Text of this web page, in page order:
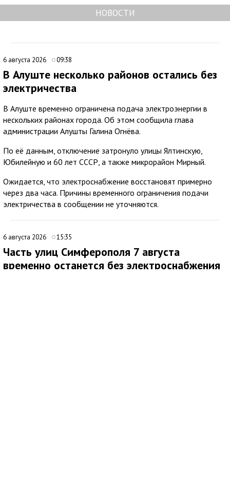
НОВОСТИ
6 августа 2026 09:38
В Алуште несколько районов остались без
электричества
В Алуште временно ограничена подача электроэнергии в
нескольких районах города. Об этом сообщила глава
администрации Алушты Галина Огнёва.
По её данным, отключение затронуло улицы Ялтинскую,
Юбилейную и 60 лет СССР, а также микрорайон Мирный.
Ожидается, что электроснабжение восстановят примерно
через два часа. Причины временного ограничения подачи
электричества в сообщении не уточняются.
6 августа 2026 15:35
Часть улиц Симферополя 7 августа
временно останется без электроснабжения